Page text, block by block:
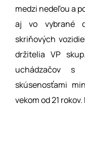
medzi nedeľou a
aj vo vybrané
skriňových
držitelia VP
uchádzačov
skúsenosťami
vekom od 21